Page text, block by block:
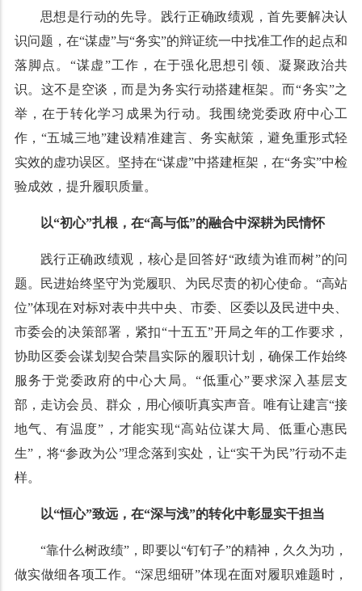
思想是行动的先导。践行正确政绩观，首先要解决认
识问题，在“谋虚”与“务实”的辩证统一中找准工作的起点和
落脚点。“谋虚”工作，在于强化思想引领、凝聚政治共
识。这不是空谈，而是为务实行动搭建框架。而“务实”之
举，在于转化学习成果为行动。我围绕党委政府中心工
作，“五城三地”建设精准建言、务实献策，避免重形式轻
实效的虚功误区。坚持在“谋虚”中搭建框架，在“务实”中检
验成效，提升履职质量。
以“初心”扎根，在“高与低”的融合中深耕为民情怀
践行正确政绩观，核心是回答好“政绩为谁而树”的问
题。民进始终坚守为党履职、为民尽责的初心使命。“高站
位”体现在对标对表中共中央、市委、区委以及民进中央、
市委会的决策部署，紧扣“十五五”开局之年的工作要求，
协助区委会谋划契合荣昌实际的履职计划，确保工作始终
服务于党委政府的中心大局。“低重心”要求深入基层支
部，走访会员、群众，用心倾听真实声音。唯有让建言“接
地气、有温度”，才能实现“高站位谋大局、低重心惠民
生”，将“参政为公”理念落到实处，让“实干为民”行动不走
样。
以“恒心”致远，在“深与浅”的转化中彰显实干担当
“靠什么树政绩”，即要以“钉钉子”的精神，久久为功，
做实做细各项工作。“深思细研”体现在面对履职难题时，